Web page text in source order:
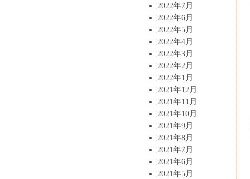
2022年7月
2022年6月
2022年5月
2022年4月
2022年3月
2022年2月
2022年1月
2021年12月
2021年11月
2021年10月
2021年9月
2021年8月
2021年7月
2021年6月
2021年5月